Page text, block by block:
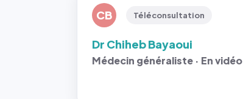
CB Téléconsultation
Dr Chiheb Bayaoui
Médecin généraliste · En vidéo